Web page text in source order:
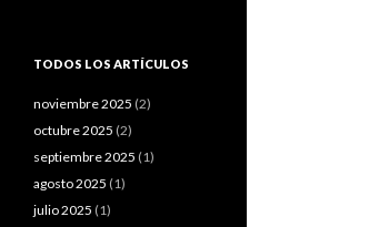
TODOS LOS ARTÍCULOS
noviembre 2025 (2)
octubre 2025 (2)
septiembre 2025 (1)
agosto 2025 (1)
julio 2025 (1)